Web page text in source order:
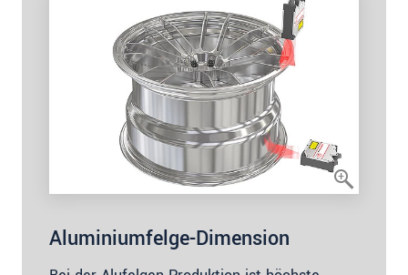
Aluminiumfelge-Dimension